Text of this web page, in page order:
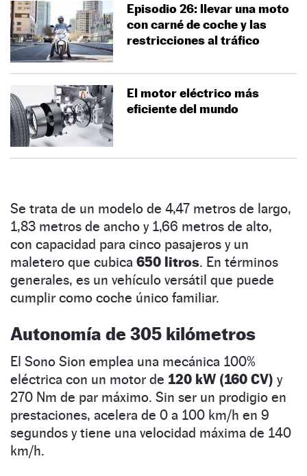
Episodio 26: llevar una moto
con carné de coche y las
restricciones al tráfico
El motor eléctrico más
eficiente del mundo
Se trata de un modelo de 4,47 metros de largo,
1,83 metros de ancho y 1,66 metros de alto,
con capacidad para cinco pasajeros y un
maletero que cubica 650 litros. En términos
generales, es un vehículo versátil que puede
cumplir como coche único familiar.
Autonomía de 305 kilómetros
El Sono Sion emplea una mecánica 100%
eléctrica con un motor de 120 kW (160 CV) y
270 Nm de par máximo. Sin ser un prodigio en
prestaciones, acelera de 0 a 100 km/h en 9
segundos y tiene una velocidad máxima de 140
km/h.